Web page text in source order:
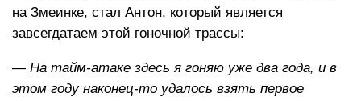
на Змеинке, стал Антон, который является
завсегдатаем этой гоночной трассы:
— На тайм-атаке здесь я гоняю уже два года, и в
этом году наконец-то удалось взять первое